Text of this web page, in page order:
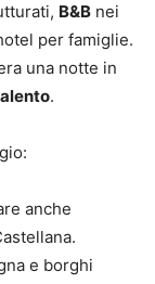
B&B nei
per famiglie.
una notte in
.
anche
e borghi